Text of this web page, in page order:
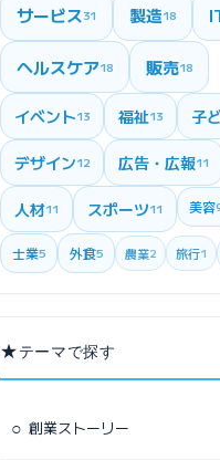
サービス31 製造18
ヘルスケア18 販売18
イベント13 福祉13 子
デザイン12 広告・広報11
人材11 スポーツ11 美容
士業5 外食5 農業2 旅行1
★テーマで探す
○ 創業ストーリー